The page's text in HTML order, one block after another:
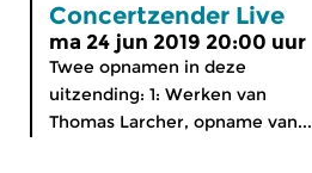
Concertzender Live
ma 24 jun 2019 20:00 uur
Twee opnamen in deze
uitzending: 1: Werken van
Thomas Larcher, opname van...